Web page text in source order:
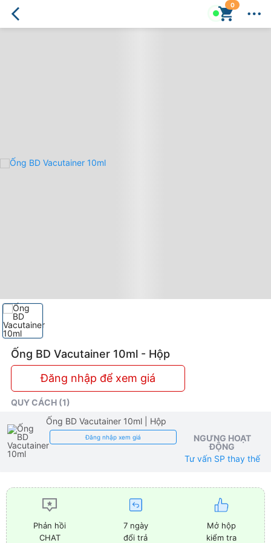
0
Ống
Ống BD Vacutainer 10ml - Hộp
Đăng nhập để xem giá
QUY CÁCH (1)
Ống BD Vacutainer 10ml
| Hộp
Đăng nhập xem giá
NGƯNG HOẠT
ĐỘNG
Tư vấn SP thay thế
Phản hồi
CHAT
7 ngày
đổi trả
Mở hộp
kiểm tra